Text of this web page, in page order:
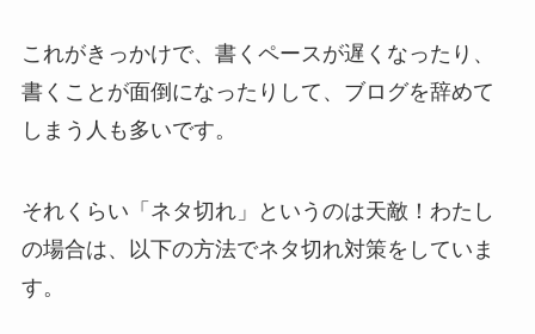
これがきっかけで、書くペースが遅くなったり、
書くことが面倒になったりして、ブログを辞めて
しまう人も多いです。
それくらい「ネタ切れ」というのは天敵！わたし
の場合は、以下の方法でネタ切れ対策をしていま
す。